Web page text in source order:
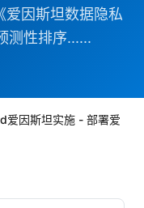
爱因斯坦数据隐私
测性排序......
爱因斯坦实施 - 部署爱